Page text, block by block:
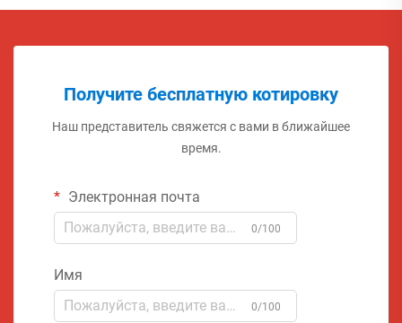
Получите бесплатную котировку
Наш представитель свяжется с вами в ближайшее
время.
Электронная почта
0/100
Имя
0/100